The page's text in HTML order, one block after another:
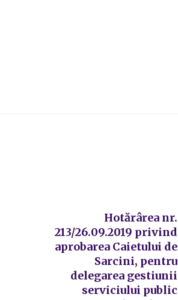
Hotărârea nr.
213/26.09.2019 privind
aprobarea Caietului de
Sarcini, pentru
delegarea gestiunii
serviciului public